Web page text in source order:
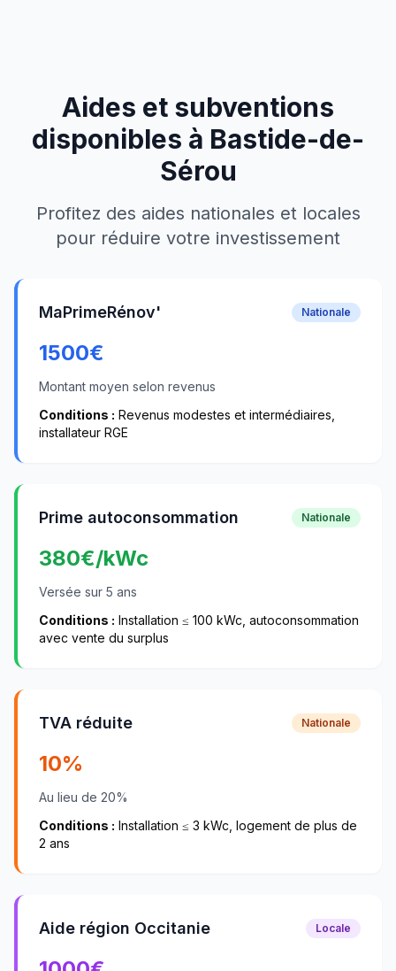
Aides et subventions
disponibles à Bastide-de-
Sérou
Profitez des aides nationales et locales
pour réduire votre investissement
MaPrimeRénov' Nationale
1500€
Montant moyen selon revenus
Conditions : Revenus modestes et intermédiaires,
installateur RGE
Prime autoconsommation Nationale
380€/kWc
Versée sur 5 ans
Conditions : Installation ≤ 100 kWc, autoconsommation
avec vente du surplus
TVA réduite Nationale
10%
Au lieu de 20%
Conditions : Installation ≤ 3 kWc, logement de plus de
2 ans
Aide région Occitanie Locale